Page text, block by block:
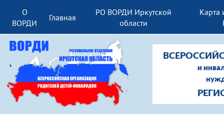
О
ВОРДИ
Главная
РО ВОРДИ Иркутской
области
Карта
и